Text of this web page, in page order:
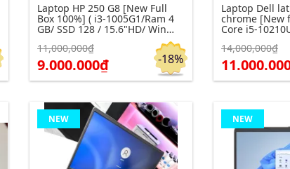
Click để xem chi tiết Đặt hàng
Laptop HP 250 G8 [New Full
Box 100%] ( i3-1005G1/Ram 4
GB/ SSD 128 / 15.6"HD/ Win
11,000,000₫
9.000.000₫ -18%
Click để xem chi
Laptop Dell
chrome [New
Core i5-
14,000,000₫
NEW NEW